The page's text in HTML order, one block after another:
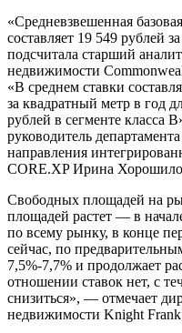
«Средневзвешенная
составляет 19 549 рублей
подсчитала старший
недвижимости
«В среднем ставки
за квадратный метр в год
рублей в сегменте класса
руководитель
направления
СORE.XP Ирина
Свободных площадей на
площадей растет — в
по всему рынку, в конце
сейчас, по
7,5%-7,7% и продолжает
отношении ставок нет, с
снизиться», — отмечает
недвижимости Knight